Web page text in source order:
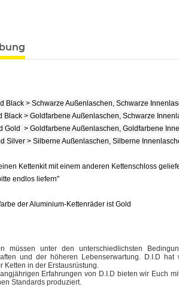
Black > Schwarze Außenlaschen, Schwarze
Black > Goldfarbene Außenlaschen, Schwarze
Gold > Goldfarbene Außenlaschen, Goldfarbene
Silver > Silberne Außenlaschen, Silberne
Kettenkit mit einem anderen Kettenschloss
endlos liefern"
der Aluminium-Kettenräder ist Gold
müssen unter den unterschiedlichsten
und der höheren Lebenserwartung. D.I.D
Ketten in der Erstausrüstung.
Erfahrungen von D.I.D bieten wir Euch
Standards produziert.